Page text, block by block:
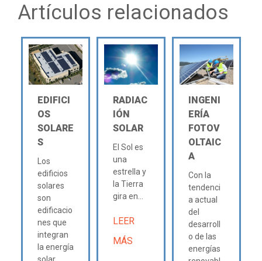
Artículos relacionados
EDIFICI
OS
SOLARE
S
Los
edificios
solares
son
edificacio
nes que
integran
la energía
RADIAC
IÓN
SOLAR
El Sol es
una
estrella y
la Tierra
gira en...
LEER
MÁS
INGENI
ERÍA
FOTOV
OLTAIC
A
Con la
tendenci
a actual
del
desarroll
o de las
energías